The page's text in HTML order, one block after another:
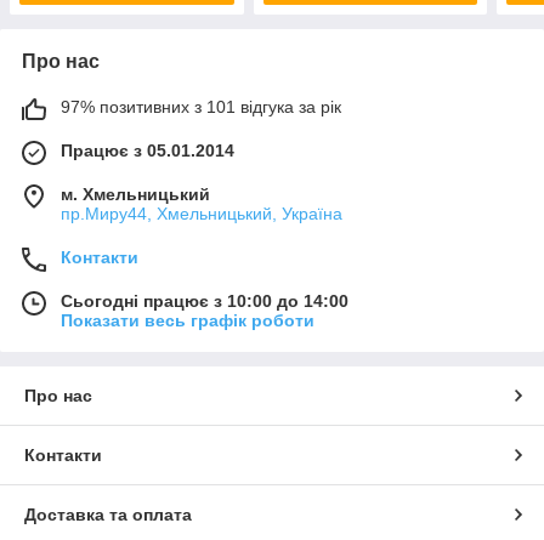
Про нас
97% позитивних з 101 відгука за рік
Працює з 05.01.2014
м. Хмельницький
пр.Миру44, Хмельницький, Україна
Контакти
Сьогодні працює з 10:00 до 14:00
Показати весь графік роботи
Про нас
Контакти
Доставка та оплата